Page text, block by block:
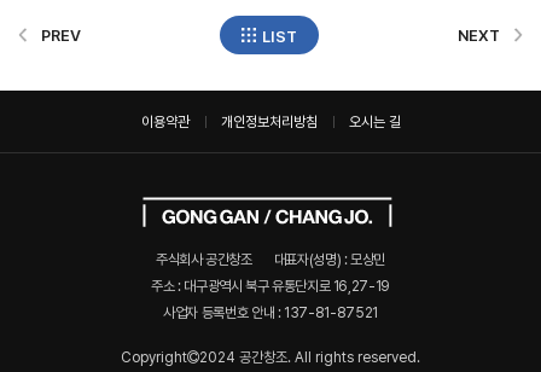
PREV LIST NEXT
이용약관 개인정보처리방침 오시는 길
주식회사 공간창조
대표자(성명) : 모상민
주소 : 대구광역시 북구 유통단지로 16,27-19
사업자 등록번호 안내 : 137-81-87521
Copyright 2024 공간창조. All rights reserved.